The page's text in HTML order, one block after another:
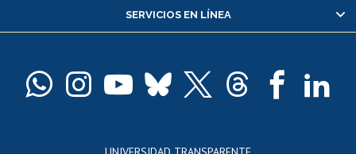
Pago de arancel y crédito alumnos
Docentes
SERVICIOS EN LÍNEA